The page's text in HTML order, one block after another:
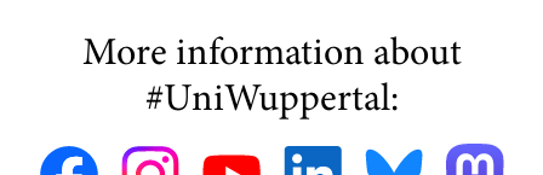
More information about
#UniWuppertal: